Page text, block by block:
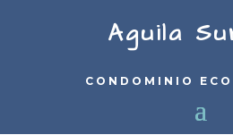
Aguila
CONDOMINIO